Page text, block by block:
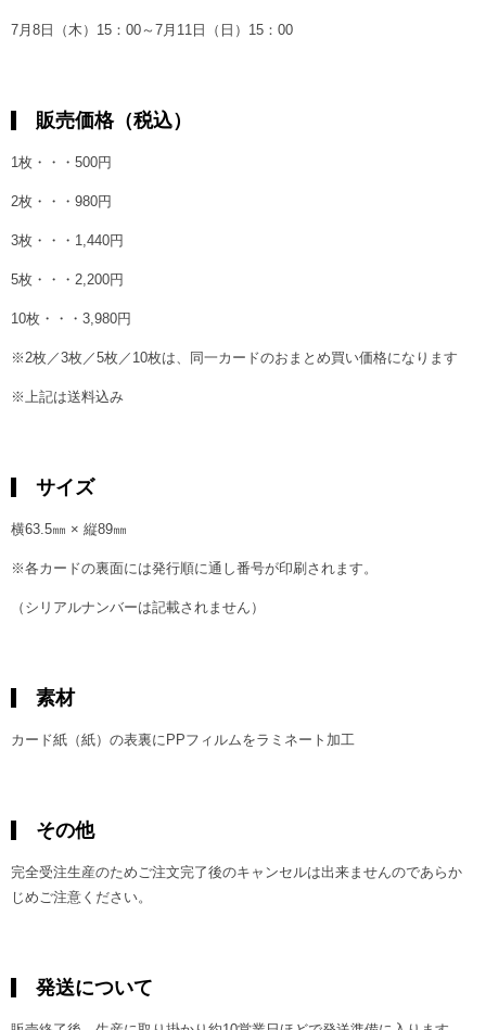
7月8日（木）15：00～7月11日（日）15：00
販売価格（税込）
1枚・・・500円
2枚・・・980円
3枚・・・1,440円
5枚・・・2,200円
10枚・・・3,980円
※2枚／3枚／5枚／10枚は、同一カードのおまとめ買い価格になります
※上記は送料込み
サイズ
横63.5㎜ × 縦89㎜
※各カードの裏面には発行順に通し番号が印刷されます。
（シリアルナンバーは記載されません）
素材
カード紙（紙）の表裏にPPフィルムをラミネート加工
その他
完全受注生産のためご注文完了後のキャンセルは出来ませんのであらか
じめご注意ください。
発送について